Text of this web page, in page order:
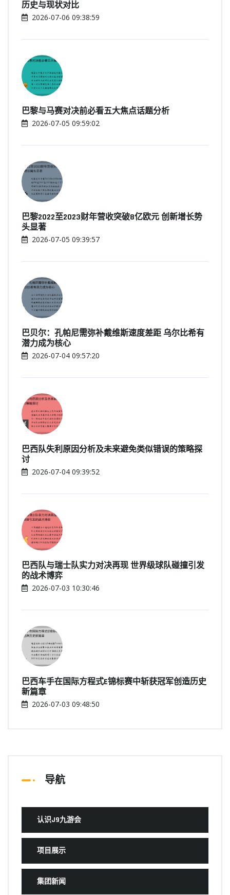
历史与现状对比
2026-07-06 09:38:59
巴黎与马赛对决前必看五大焦点话题分析
2026-07-05 09:59:02
巴黎2022至2023财年营收突破8亿欧元 创新增长势
头显著
2026-07-05 09:39:57
巴贝尔：孔帕尼需弥补戴维斯速度差距 乌尔比希有
潜力成为核心
2026-07-04 09:57:20
巴西队失利原因分析及未来避免类似错误的策略探
讨
2026-07-04 09:39:52
巴西队与瑞士队实力对决再现 世界级球队碰撞引发
的战术博弈
2026-07-03 10:30:46
巴西车手在国际方程式E锦标赛中斩获冠军创造历史
新篇章
2026-07-03 09:48:50
导航
认识J9九游会
项目展示
集团新闻